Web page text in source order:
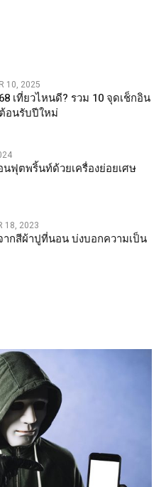
10, 2025
เที่ยวไหนดี? รวม 10 จุดเช็กอิน
อนรับปีใหม่
ฟุตพริ้นท์ด้วยเครื่องย่อยเศษ
18, 2023
กสีผ้าปูที่นอน บ่งบอกความเป็น